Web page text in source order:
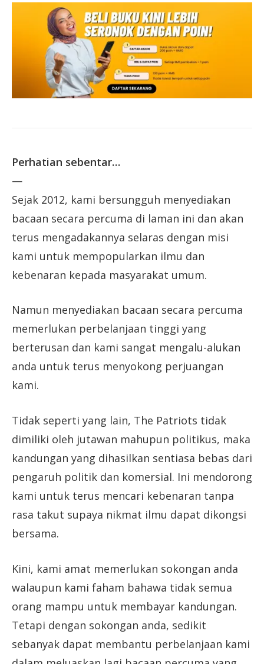
Perhatian sebentar…
—
Sejak 2012, kami bersungguh menyediakan
bacaan secara percuma di laman ini dan akan
terus mengadakannya selaras dengan misi
kami untuk mempopularkan ilmu dan
kebenaran kepada masyarakat umum.
Namun menyediakan bacaan secara percuma
memerlukan perbelanjaan tinggi yang
berterusan dan kami sangat mengalu-alukan
anda untuk terus menyokong perjuangan
kami.
Tidak seperti yang lain, The Patriots tidak
dimiliki oleh jutawan mahupun politikus, maka
kandungan yang dihasilkan sentiasa bebas dari
pengaruh politik dan komersial. Ini mendorong
kami untuk terus mencari kebenaran tanpa
rasa takut supaya nikmat ilmu dapat dikongsi
bersama.
Kini, kami amat memerlukan sokongan anda
walaupun kami faham bahawa tidak semua
orang mampu untuk membayar kandungan.
Tetapi dengan sokongan anda, sedikit
sebanyak dapat membantu perbelanjaan kami